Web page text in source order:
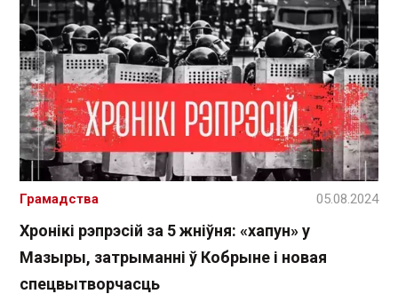
Хронікі рэпрэсій за 5 жніўня: «хапун» у
Мазыры, затрыманні ў Кобрыне і новая
спецвытворчасць
Грамадства 05.08.2024